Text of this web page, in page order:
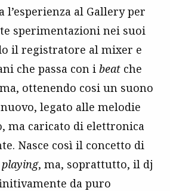
l’esperienza al Gallery per
sperimentazioni nei suoi
il registratore al mixer e
che passa con i beat che
ottenendo cosi un suono
legato alle melodie
ma caricato di elettronica
Nasce così il concetto di
, ma, soprattutto, il dj
da puro